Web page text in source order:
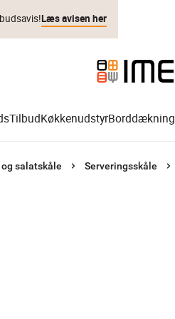
Læs avisen her
TilbudKøkkenudstyrBorddækning
salatskåle Serveringsskåle